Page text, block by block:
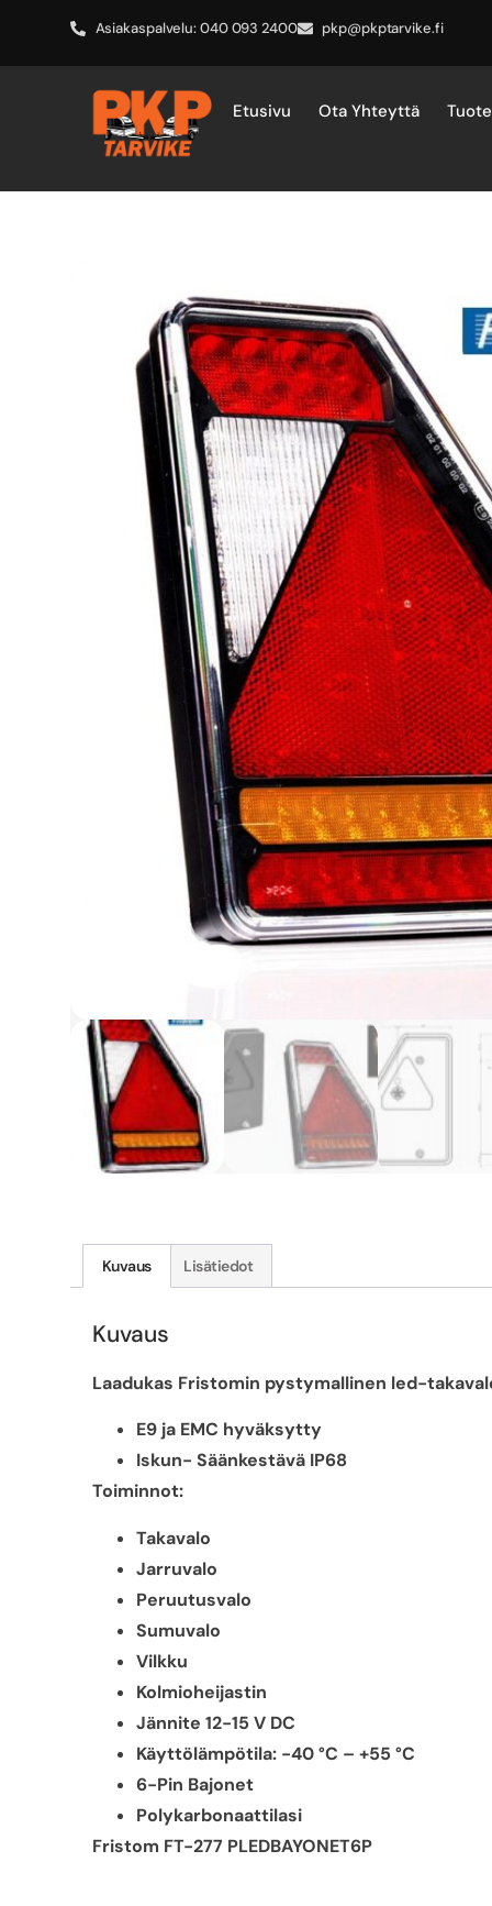
Asiakaspalvelu: 040 093 2400 pkp@pkptarvike.fi
Etusivu Ota Yhteyttä
Kuvaus Lisätiedot
Kuvaus
Laadukas Fristomin pystymallinen led-
E9 ja EMC hyväksytty
Iskun- Säänkestävä IP68
Toiminnot:
Takavalo
Jarruvalo
Peruutusvalo
Sumuvalo
Vilkku
Kolmioheijastin
Jännite 12-15 V DC
Käyttölämpötila: -40 °C – +55 °C
6-Pin Bajonet
Polykarbonaattilasi
Fristom FT-277 PLEDBAYONET6P